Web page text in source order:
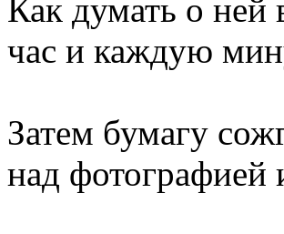
Как думать о ней
час и каждую
Затем бумагу
над фотографией